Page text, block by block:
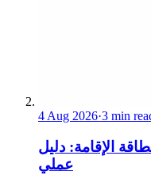
4 Aug 2026·3 min
الإقامة: دليل
عملي